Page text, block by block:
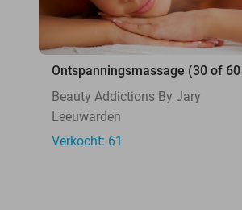
Ontspanningsmassage (30 of
Beauty Addictions By Jary
Leeuwarden
Verkocht: 61